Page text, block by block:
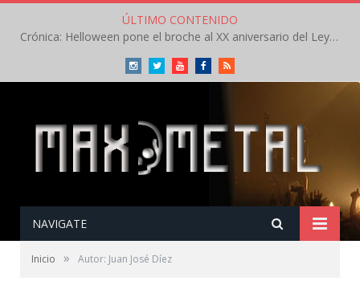
ÚLTIMO CONTENIDO
Crónica: In Flames y The Baboon Show compiten por el mejor concierto del día en el Leyendas del Rock – Viernes – Agosto 2026
InstagramTwitterYoutubeFacebookRSS
NAVIGATE
Inicio » Autor: Juan José Díez